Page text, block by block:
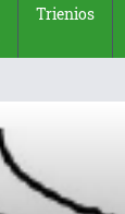
Trienios